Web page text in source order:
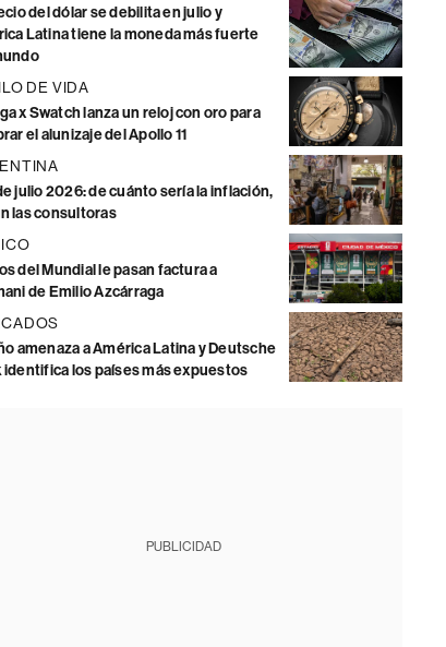
del dólar se debilita en julio y
Latina tiene la moneda más fuerte
DE VIDA
x Swatch lanza un reloj con oro para
el alunizaje del Apollo 11
julio 2026: de cuánto sería la inflación,
las consultoras
del Mundial le pasan factura a
de Emilio Azcárraga
amenaza a América Latina y Deutsche
identifica los países más expuestos
PUBLICIDAD